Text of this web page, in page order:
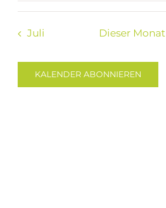
Juli Dieser Monat
KALENDER ABONNIEREN